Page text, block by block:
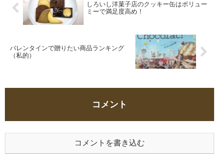
しろいし洋菓子店のクッキー缶はボリュー
ミーで満足度高め！
バレンタインで贈りたい商品ランキング
（私的）
コメント
コメントを書き込む